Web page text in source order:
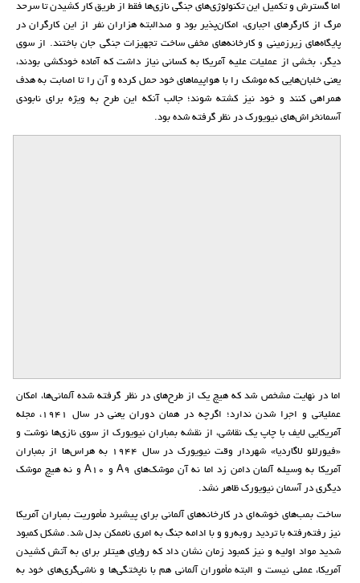
اما گسترش و تکمیل این تکنولوژی‌های جنگی نازی‌ها فقط از طریق کار کشیدن تا سرحد
مرگ از کارگرهای اجباری، امکان‌پذیر بود و صدالبته هزاران نفر از این کارگران در
پایگاه‌های زیرزمینی و کارخانه‌های مخفی ساخت تجهیزات جنگی جان باختند. از سوی
دیگر، بخشی از عملیات‌ علیه آمریکا به کسانی نیاز داشت که آماده خودکشی بودند،
یعنی خلبان‌هایی که موشک را با هواپیماهای خود حمل کرده و آن را تا اصابت به هدف
همراهی کنند و خود نیز کشته شوند؛ جالب آنکه این طرح به ویژه برای نابودی
آسمانخراش‌های نیویورک در نظر گرفته شده بود.
اما در نهایت مشخص شد که هیچ ‌یک از طرح‌های در نظر گرفته ‌شده آلمانی‌ها، امکان
عملیاتی و اجرا شدن ندارد؛ اگرچه در همان دوران یعنی در سال ۱۹۴۱، مجله
آمریکایی لایف با چاپ یک نقاشی، از نقشه بمباران نیویورک از سوی نازی‌ها نوشت و
«فیورللو لاگاردیا» شهردار وقت نیویورک در سال ۱۹۴۴ به هراس‌ها از بمباران
آمریکا به‌ وسیله آلمان دامن زد اما نه آن موشک‌های A9 و A10 و نه هیچ موشک
دیگری در آسمان نیویورک ظاهر نشد.
ساخت بمب‌های خوشه‌ای در کارخانه‌های آلمانی برای پیشبرد مأموریت بمباران آمریکا
نیز رفته‌رفته با تردید روبه‌رو و با ادامه جنگ به امری ناممکن بدل شد. مشکل کمبود
شدید مواد اولیه و نیز کمبود زمان نشان داد که رؤیای هیتلر برای به آتش کشیدن
آمریکا، عملی نیست و البته مأموران آلمانی هم با ناپختگی‌ها و ناشی‌گری‌های خود به